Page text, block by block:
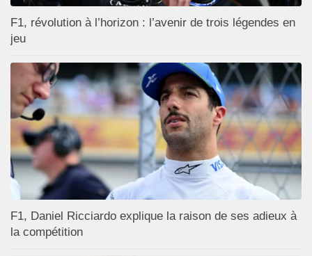
F1, révolution à l’horizon : l’avenir de trois légendes en
jeu
F1, Daniel Ricciardo explique la raison de ses adieux à
la compétition